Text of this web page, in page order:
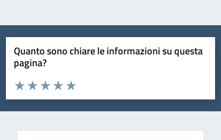
Quanto sono chiare le informazioni su questa
pagina?
Domanda
Valuta da 1 a 5 stelle la pagina
Valuta 5 stelle su 5
Valuta 4 stelle su 5
Valuta 3 stelle su 5
Valuta 2 stelle su 5
Valuta 1 stelle su 5